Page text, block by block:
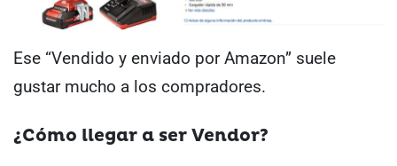
Ese “Vendido y enviado por Amazon” suele
gustar mucho a los compradores.
¿Cómo llegar a ser Vendor?